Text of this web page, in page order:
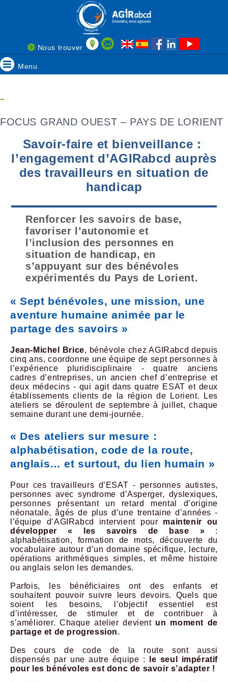
Nous trouver
Menu
-
FOCUS GRAND OUEST – PAYS DE LORIENT
Savoir-faire et bienveillance :
l’engagement d’AGIRabcd auprès
des travailleurs en situation de
handicap
Renforcer les savoirs de base,
favoriser l’autonomie et
l’inclusion des personnes en
situation de handicap, en
s’appuyant sur des bénévoles
expérimentés du Pays de Lorient.
« Sept bénévoles, une mission, une
aventure humaine animée par le
partage des savoirs »
Jean-Michel Brice, bénévole chez AGIRabcd depuis
cinq ans, coordonne une équipe de sept personnes à
l’expérience pluridisciplinaire - quatre anciens
cadres d’entreprises, un ancien chef d’entreprise et
deux médecins - qui agit dans quatre ESAT et deux
établissements clients de la région de Lorient. Les
ateliers se déroulent de septembre à juillet, chaque
semaine durant une demi-journée.
« Des ateliers sur mesure :
alphabétisation, code de la route,
anglais… et surtout, du lien humain »
Pour ces travailleurs d’ESAT - personnes autistes,
personnes avec syndrome d’Asperger, dyslexiques,
personnes présentant un retard mental d’origine
néonatale, âgés de plus d’une trentaine d’années -
l’équipe d’AGIRabcd intervient pour maintenir ou
développer
« les savoirs de base » :
alphabétisation, formation de mots, découverte du
vocabulaire autour d’un domaine spécifique, lecture,
opérations arithmétiques simples, et même histoire
ou anglais selon les demandes.
Parfois, les bénéficiaires ont des enfants et
souhaitent pouvoir suivre leurs devoirs. Quels que
soient les besoins, l’objectif essentiel est
d’intéresser, de stimuler et de contribuer à
s’améliorer. Chaque atelier devient un moment de
partage et de progression.
Des cours de code de la route sont aussi
dispensés par une autre équipe :
le seul impératif
pour les bénévoles est donc de savoir s’adapter !